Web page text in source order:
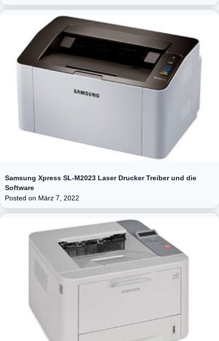
Samsung Xpress SL-M2023 Laser Drucker Treiber und die
Software
Posted on März 7, 2022